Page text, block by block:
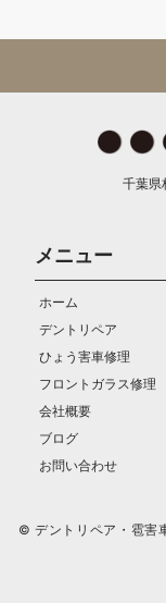
千葉
メニュー
ホーム
デントリペア
ひょう害車修理
フロントガラス修理
会社概要
ブログ
お問い合わせ
© デントリペア・雹害